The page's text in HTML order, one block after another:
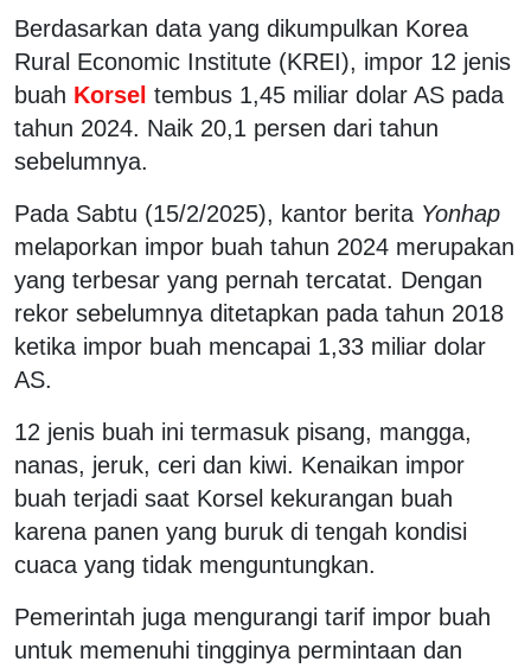
Berdasarkan data yang dikumpulkan Korea
Rural Economic Institute (KREI), impor 12 jenis
buah Korsel tembus 1,45 miliar dolar AS pada
tahun 2024. Naik 20,1 persen dari tahun
sebelumnya.
Pada Sabtu (15/2/2025), kantor berita Yonhap
melaporkan impor buah tahun 2024 merupakan
yang terbesar yang pernah tercatat. Dengan
rekor sebelumnya ditetapkan pada tahun 2018
ketika impor buah mencapai 1,33 miliar dolar
AS.
12 jenis buah ini termasuk pisang, mangga,
nanas, jeruk, ceri dan kiwi. Kenaikan impor
buah terjadi saat Korsel kekurangan buah
karena panen yang buruk di tengah kondisi
cuaca yang tidak menguntungkan.
Pemerintah juga mengurangi tarif impor buah
untuk memenuhi tingginya permintaan dan